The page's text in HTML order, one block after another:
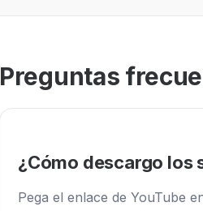
Preguntas
¿Cómo descargo los
Pega el enlace de YouTube